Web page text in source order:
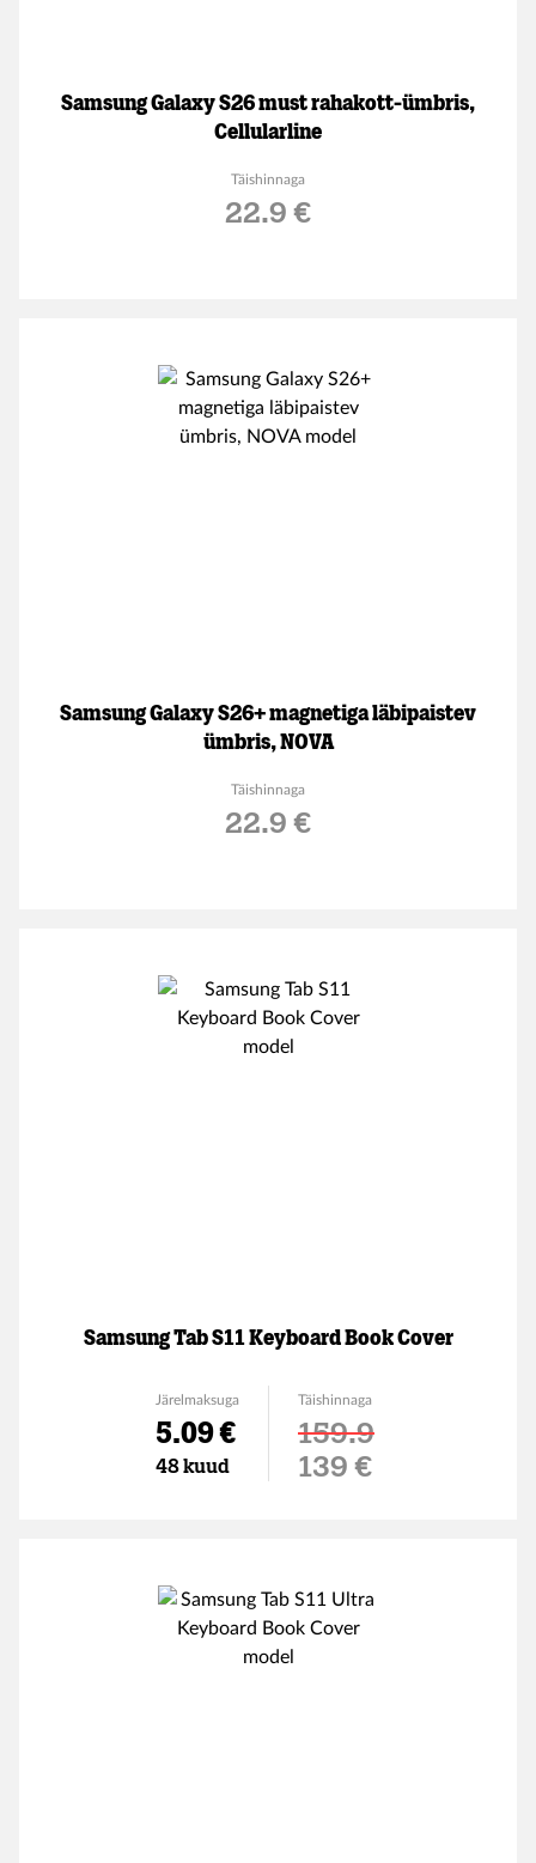
Samsung Galaxy S26 must rahakott-ümbris,
Cellularline
Täishinnaga
22.9 €
Samsung Galaxy S26+ magnetiga läbipaistev
ümbris, NOVA
Täishinnaga
22.9 €
Samsung Tab S11 Keyboard Book Cover
Järelmaksuga
5.09 €
48 kuud
Täishinnaga
159.9
Soodushind
139 €